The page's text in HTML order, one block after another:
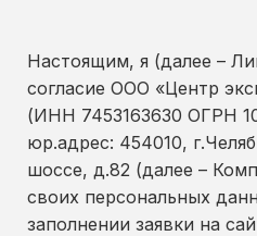
Настоящим, я (далее –
согласие ООО «Центр
(ИНН 7453163630 ОГРН
юр.адрес: 454010,
шоссе, д.82 (далее –
своих персональных
заполнении заявки на